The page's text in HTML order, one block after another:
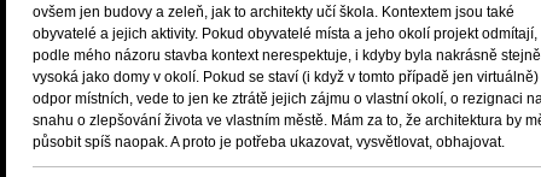
ovšem jen budovy a zeleň, jak to architekty učí škola. Kontextem jsou také
obyvatelé a jejich aktivity. Pokud obyvatelé místa a jeho okolí projekt odmítají,
podle mého názoru stavba kontext nerespektuje, i kdyby byla nakrásně stejně
vysoká jako domy v okolí. Pokud se staví (i když v tomto případě jen
odpor místních, vede to jen ke ztrátě jejich zájmu o vlastní okolí, o rezignaci
snahu o zlepšování života ve vlastním městě. Mám za to, že architektura by
působit spíš naopak. A proto je potřeba ukazovat, vysvětlovat, obhajovat.